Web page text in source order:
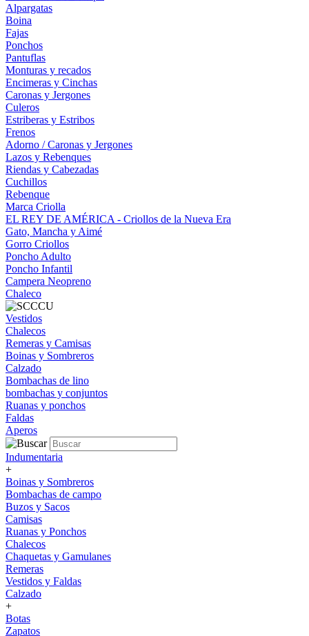
Alpargatas
Boina
Fajas
Ponchos
Pantuflas
Monturas y recados
Encimeras y Cinchas
Caronas y Jergones
Culeros
Estriberas y Estribos
Frenos
Adorno / Caronas y Jergones
Lazos y Rebenques
Riendas y Cabezadas
Cuchillos
Rebenque
Marca Criolla
EL REY DE AMÉRICA - Criollos de la Nueva Era
Gato, Mancha y Aimé
Gorro Criollos
Poncho Adulto
Poncho Infantil
Campera Neopreno
Chaleco
Vestidos
Chalecos
Remeras y Camisas
Boinas y Sombreros
Calzado
Bombachas de lino
bombachas y conjuntos
Ruanas y ponchos
Faldas
Aperos
Indumentaria
+
Boinas y Sombreros
Bombachas de campo
Buzos y Sacos
Camisas
Ruanas y Ponchos
Chalecos
Chaquetas y Gamulanes
Remeras
Vestidos y Faldas
Calzado
+
Botas
Zapatos